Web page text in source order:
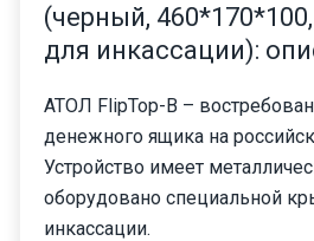
(черный,
для инкассации):
АТОЛ FlipTop-B –
денежного ящика на
Устройство имеет
оборудовано специальной
инкассации.